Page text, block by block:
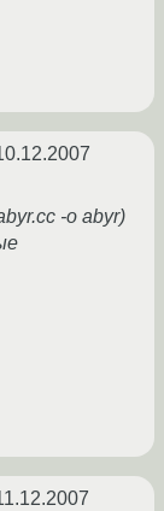
-o abyr)